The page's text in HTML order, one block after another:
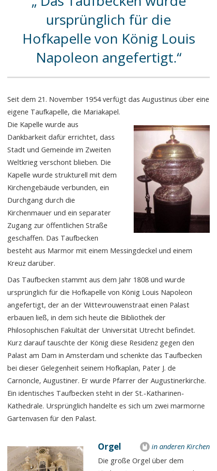
ursprünglich für die
Hofkapelle von König Louis
Napoleon angefertigt.
Seit dem 21. November 1954 verfügt das Augustinus über eine
eigene Taufkapelle, die Mariakapel.
Die Kapelle wurde aus
Dankbarkeit dafür errichtet, dass
Stadt und Gemeinde im Zweiten
Weltkrieg verschont blieben. Die
Kapelle wurde strukturell mit dem
Kirchengebäude verbunden, ein
Durchgang durch die
Kirchenmauer und ein separater
Zugang zur öffentlichen Straße
geschaffen. Das Taufbecken
besteht aus Marmor mit einem Messingdeckel und einem
Kreuz darüber.
Das Taufbecken stammt aus dem Jahr 1808 und wurde
ursprünglich für die Hofkapelle von König Louis Napoleon
angefertigt, der an der Wittevrouwenstraat einen Palast
erbauen ließ, in dem sich heute die Bibliothek der
Philosophischen Fakultät der Universität Utrecht befindet.
Kurz darauf tauschte der König diese Residenz gegen den
Palast am Dam in Amsterdam und schenkte das Taufbecken
bei dieser Gelegenheit seinem Hofkaplan, Pater J. de
Carnoncle, Augustiner. Er wurde Pfarrer der Augustinerkirche.
Ein identisches Taufbecken steht in der St.-Katharinen-
Kathedrale. Ursprünglich handelte es sich um zwei marmorne
Gartenvasen für den Palast.
in anderen Kirchen
Orgel
Die große Orgel über dem